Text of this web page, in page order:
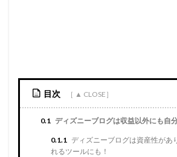
目次
0.1 ディズニーブログは収益以外にも自
0.1.1 ディズニーブログは資産性があ
れるツールにも！